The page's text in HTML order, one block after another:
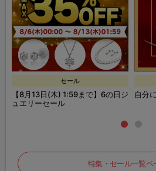
セール
【8月13日(木) 1:59まで】6の日ジ
ュエリーセール
自分
特集・セール一覧ペ